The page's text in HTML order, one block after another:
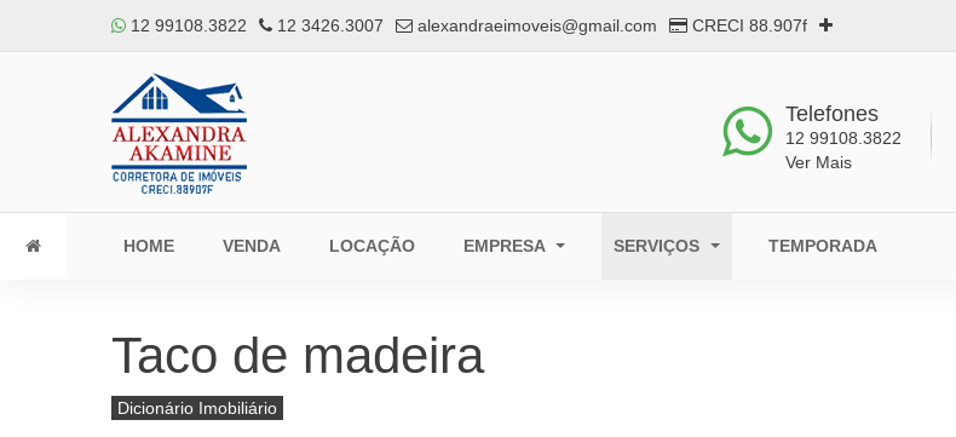
12 99108.3822 12 3426.3007 alexandraeimoveis@gmail.com CRECI 88.907f
Telefones
12 99108.3822
Ver Mais
HOME VENDA LOCAÇÃO EMPRESA SERVIÇOS TEMPORADA
Taco de madeira
Dicionário Imobiliário